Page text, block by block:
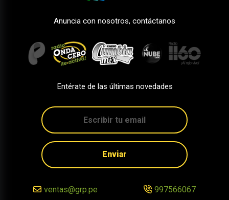
Anuncia con nosotros, contáctanos
Entérate de las últimas novedades
Enviar
ventas@grp.pe 997566067